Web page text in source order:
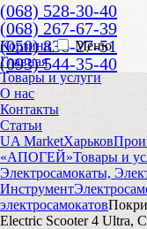
(068) 528-30-40
(068) 267-67-39
(050) 836-27-51
(093) 544-35-40
Корзина
Меню
Главная
Товары и услуги
О нас
Контакты
Статьи
UA MarketХарьков
«АПОГЕЙ»Товары и
Электросамокаты,
Инструмент
электросамокатов
Electric Scooter 4 Ultra,